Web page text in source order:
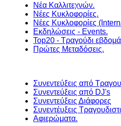
Νέα Καλλιτεχνών.
Νέες Κυκλοφορίες.
Νέες Κυκλοφορίες
Εκδηλώσεις - Events.
Top20 - Τραγούδι
Πρώτες Μεταδόσεις.
Συνεντεύξεις από
Συνεντεύξεις από DJ's
Συνεντεύξεις Διάφορες
Συνεντέυξεις
Αφιερώματα.